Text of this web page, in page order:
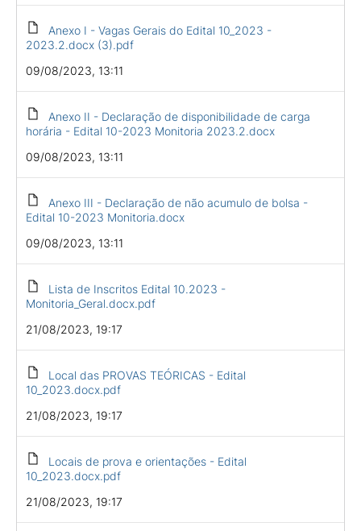
Anexo I - Vagas Gerais do Edital 10_2023 -
2023.2.docx (3).pdf
09/08/2023, 13:11
Anexo II - Declaração de disponibilidade de carga
horária - Edital 10-2023 Monitoria 2023.2.docx
09/08/2023, 13:11
Anexo III - Declaração de não acumulo de bolsa -
Edital 10-2023 Monitoria.docx
09/08/2023, 13:11
Lista de Inscritos Edital 10.2023 -
Monitoria_Geral.docx.pdf
21/08/2023, 19:17
Local das PROVAS TEÓRICAS - Edital
10_2023.docx.pdf
21/08/2023, 19:17
Locais de prova e orientações - Edital
10_2023.docx.pdf
21/08/2023, 19:17